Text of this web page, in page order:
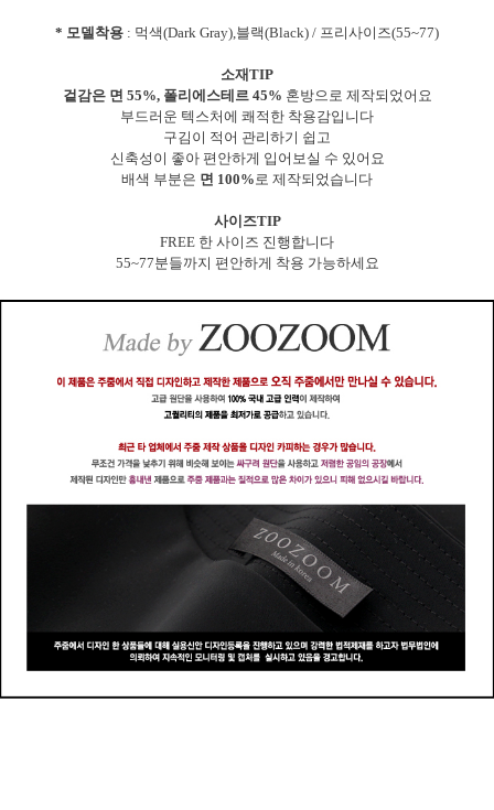
* 모델착용 : 먹색(Dark Gray),블랙(Black) / 프리사이즈(55~77)
소재TIP
겉감은 면 55%, 폴리에스테르 45% 혼방으로 제작되었어요
부드러운 텍스처에 쾌적한 착용감입니다
구김이 적어 관리하기 쉽고
신축성이 좋아 편안하게 입어보실 수 있어요
배색 부분은 면 100%로 제작되었습니다
사이즈TIP
FREE 한 사이즈 진행합니다
55~77분들까지 편안하게 착용 가능하세요